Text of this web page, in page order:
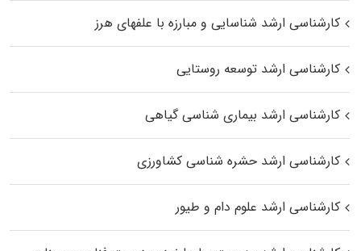
کارشناسی ارشد شناسایی و مبارزه با علفهای هرز
کارشناسی ارشد توسعه روستایی
کارشناسی ارشد بیماری‌ شناسی گیاهی
کارشناسی ارشد حشره‌ شناسی کشاورزی
کارشناسی ارشد علوم دام و طیور